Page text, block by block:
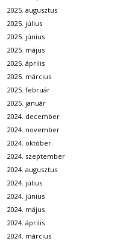
2025. augusztus
2025. július
2025. június
2025. május
2025. április
2025. március
2025. február
2025. január
2024. december
2024. november
2024. október
2024. szeptember
2024. augusztus
2024. július
2024. június
2024. május
2024. április
2024. március